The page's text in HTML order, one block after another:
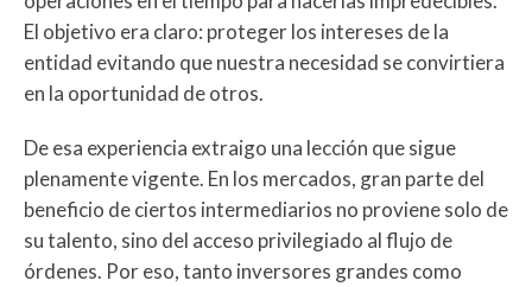
El objetivo era claro: proteger los intereses de la
entidad evitando que nuestra necesidad se convirtiera
en la oportunidad de otros.
De esa experiencia extraigo una lección que sigue
plenamente vigente. En los mercados, gran parte del
beneficio de ciertos intermediarios no proviene solo de
su talento, sino del acceso privilegiado al flujo de
órdenes. Por eso, tanto inversores grandes como